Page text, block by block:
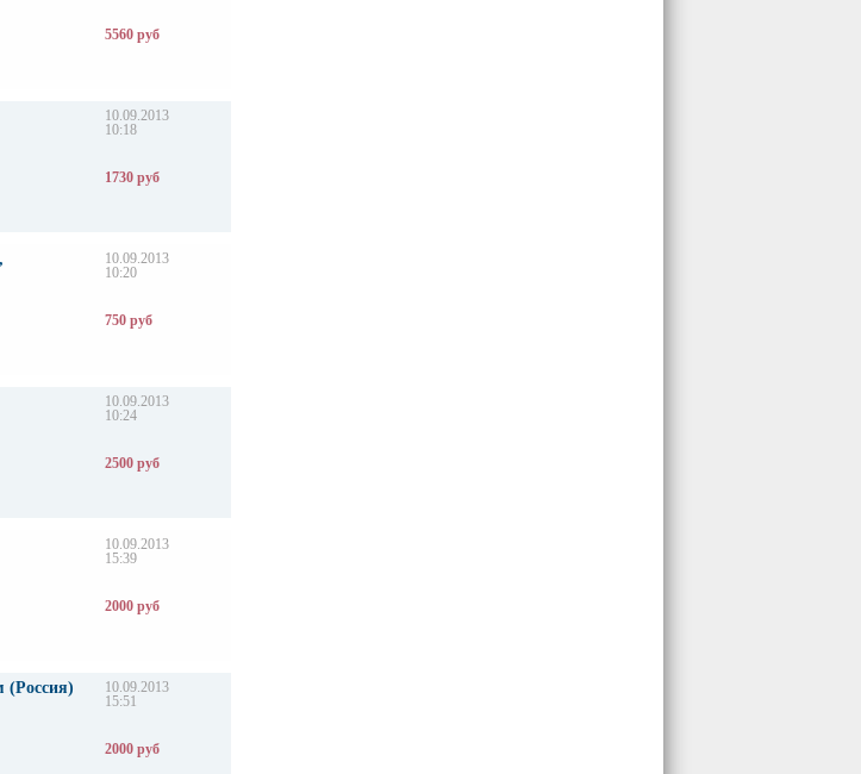
5560 руб
10.09.2013
10:18
1730 руб
10.09.2013
10:20
750 руб
10.09.2013
10:24
2500 руб
10.09.2013
15:39
2000 руб
(Россия)
10.09.2013
15:51
2000 руб